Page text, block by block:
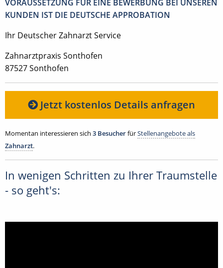
VORAUSSETZUNG FÜR EINE BEWERBUNG BEI UNSEREN
KUNDEN IST DIE DEUTSCHE APPROBATION
Ihr Deutscher Zahnarzt Service
Zahnarztpraxis Sonthofen
87527 Sonthofen
Jetzt kostenlos Details anfragen
Momentan interessieren sich 3 BesucherfürStellenangebote als
Zahnarzt.
In wenigen Schritten zu Ihrer Traumstelle
- so geht's: